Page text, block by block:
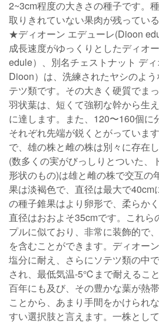
2~3cm程度の大きさの種子です。
取りきれていない果肉が残ってい
★ディオーン エデューレ(Dioon
成長速度がゆっくりとしたディオ
edule）、別名チェストナット デ
Dioon）は、洗練されたヤシのよ
テツ類です。その大きく硬質でま
羽状葉は、短くて強靭な幹から生
に達します。また、120〜160個に
それぞれ先端が鋭くとがっていま
で、雄の株と雌の株は別々に存在
(数多くの実がびっしりとついた、
形状のもの)は雄と雌の株で交互の
果は淡褐色で、直径は最大で40cm
の種子錐果はより卵形で、柔らか
直径はおおよそ35cmです。これら
プルに似ており、非常に装飾的で
を含むことができます。ディオー
塩分に耐え、さらにソテツ類の中
され、最低気温-5℃まで耐えるこ
百年にも及び、その豊かな葉が熱
ことから、あまり手間をかけられ
すい選択肢と言えます。一株とし